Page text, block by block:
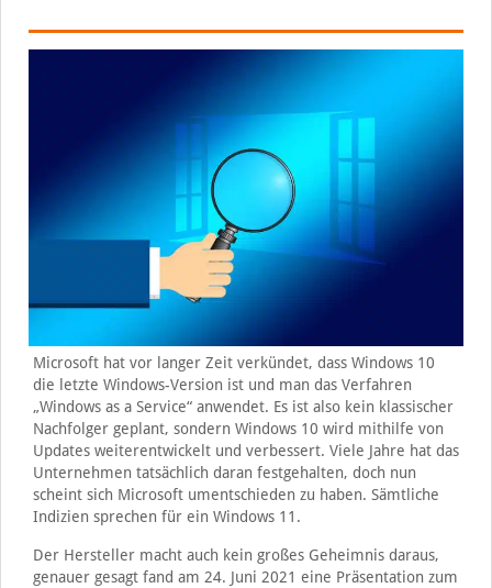
Microsoft hat vor langer Zeit verkündet, dass Windows 10
die letzte Windows-Version ist und man das Verfahren
„Windows as a Service“ anwendet. Es ist also kein klassischer
Nachfolger geplant, sondern Windows 10 wird mithilfe von
Updates weiterentwickelt und verbessert. Viele Jahre hat das
Unternehmen tatsächlich daran festgehalten, doch nun
scheint sich Microsoft umentschieden zu haben. Sämtliche
Indizien sprechen für ein Windows 11.
Der Hersteller macht auch kein großes Geheimnis daraus,
genauer gesagt fand am 24. Juni 2021 eine Präsentation zum